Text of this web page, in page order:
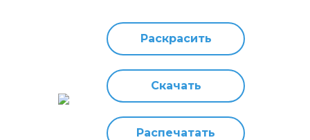
Раскрасить
Скачать
Распечатать